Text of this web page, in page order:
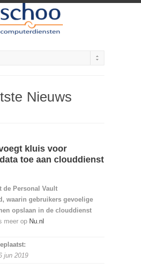
Nieuws
kluis voor
toe aan clouddienst
de Personal Vault
waarin gebruikers gevoelige
opslaan in de clouddienst
meer op Nu.nl
jun 2019